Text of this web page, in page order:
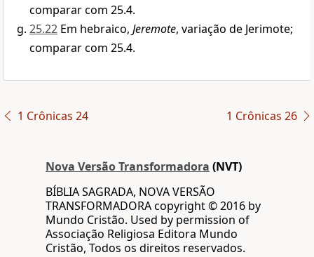
comparar com 25.4.
25.22 Em hebraico, Jeremote, variação de Jerimote;
comparar com 25.4.
1 Crônicas 24 1 Crônicas 26
Nova Versão Transformadora (NVT)
BÍBLIA SAGRADA, NOVA VERSÃO
TRANSFORMADORA copyright © 2016 by
Mundo Cristão. Used by permission of
Associação Religiosa Editora Mundo
Cristão, Todos os direitos reservados.